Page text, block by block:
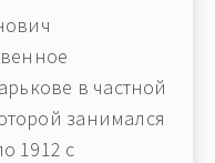
в частной
занимался
1912 с